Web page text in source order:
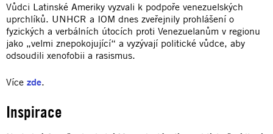
Vůdci Latinské Ameriky vyzvali k podpoře venezuelských
uprchlíků. UNHCR a IOM dnes zveřejnily prohlášení o
fyzických a verbálních útocích proti Venezuelanům v regionu
jako „velmi znepokojující“ a vyzývají politické vůdce, aby
odsoudili xenofobii a rasismus.
Více zde.
Inspirace